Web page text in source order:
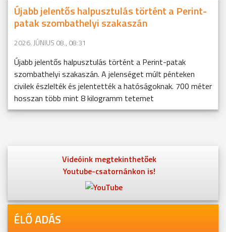
Újabb jelentős halpusztulás történt a Perint-
patak szombathelyi szakaszán
2026. JÚNIUS 08., 08:31
Újabb jelentős halpusztulás történt a Perint-patak
szombathelyi szakaszán. A jelenséget múlt pénteken
civilek észlelték és jelentették a hatóságoknak. 700 méter
hosszan több mint 8 kilogramm tetemet
Videóink megtekinthetőek
Youtube-csatornánkon is!
ÉLŐ ADÁS